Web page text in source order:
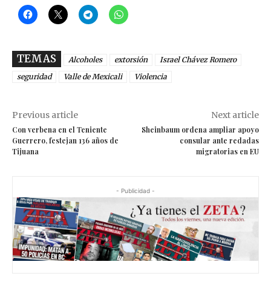
TEMAS Alcoholes extorsión
Israel Chávez Romero
seguridad
Valle de Mexicali Violencia
Previous article
Con verbena en el Teniente
Guerrero, festejan 136 años de
Tijuana
Next article
Sheinbaum ordena ampliar apoyo
consular ante redadas
migratorias en EU
- Publicidad -